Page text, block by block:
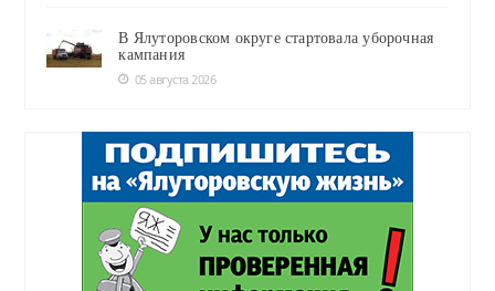
В Ялуторовском округе стартовала уборочная
кампания
05 августа 2026